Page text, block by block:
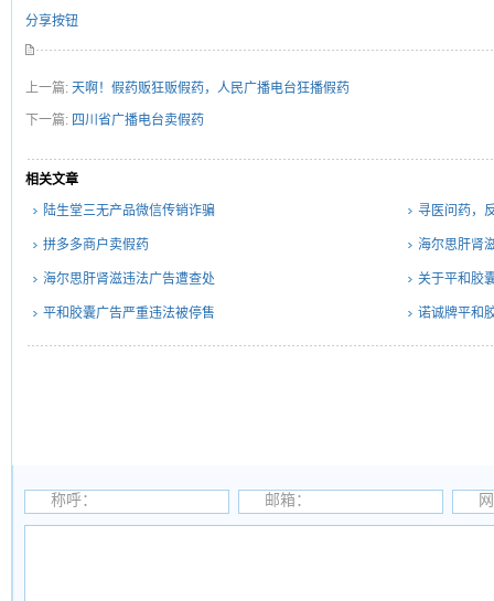
分享按钮
上一篇: 天啊！假药贩狂贩假药，人民广播电台狂播假药
下一篇: 四川省广播电台卖假药
相关文章
陆生堂三无产品微信传销诈骗
寻医问药，
破人散，自
拼多多商户卖假药 海尔思肝肾
海尔思肝肾滋违法广告遭查处 关于平和胶
平和胶囊广告严重违法被停售 诺诚牌平和
称呼： 邮箱：